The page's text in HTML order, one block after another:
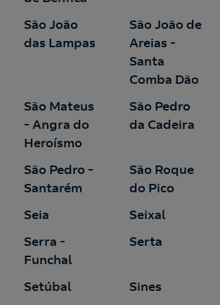
São João
das Lampas
São João de
Areias -
Santa
Comba Dão
São Mateus
- Angra do
Heroísmo
São Pedro
da Cadeira
São Pedro -
Santarém
São Roque
do Pico
Seia
Seixal
Serra -
Funchal
Serta
Setúbal
Sines